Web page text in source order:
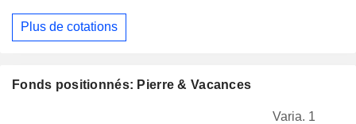
Plus de cotations
Fonds positionnés: Pierre & Vacances
Varia. 1